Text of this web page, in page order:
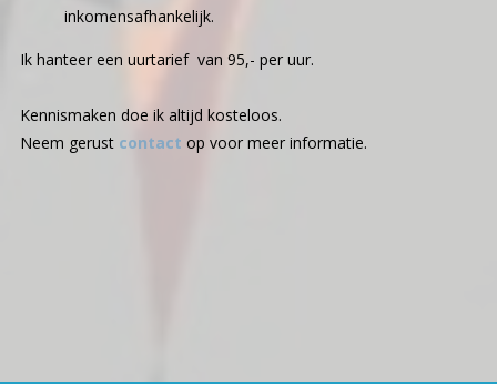
inkomensafhankelijk.
Ik hanteer een uurtarief van 95,- per uur.
Kennismaken doe ik altijd kosteloos.
Neem gerust contact op voor meer informatie.